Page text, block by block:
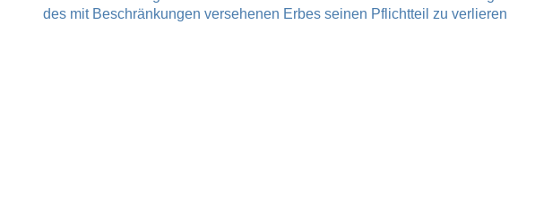
Beitrag:
des mit Beschränkungen versehenen Erbes seinen Pflichtteil zu verlieren